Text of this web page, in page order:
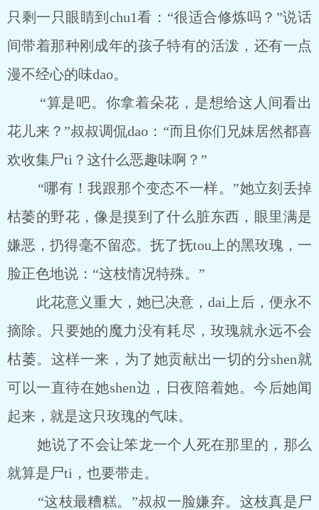
只剩一只眼睛到chu1看：“很适合修炼吗？”说话
间带着那种刚成年的孩子特有的活泼，还有一点
漫不经心的味dao。
“算是吧。你拿着朵花，是想给这人间看出
花儿来？”叔叔调侃dao：“而且你们兄妹居然都喜
欢收集尸ti？这什么恶趣味啊？”
“哪有！我跟那个变态不一样。”她立刻丢掉
枯萎的野花，像是摸到了什么脏东西，眼里满是
嫌恶，扔得毫不留恋。抚了抚tou上的黑玫瑰，一
脸正色地说：“这枝情况特殊。”
此花意义重大，她已决意，dai上后，便永不
摘除。只要她的魔力没有耗尽，玫瑰就永远不会
枯萎。这样一来，为了她贡献出一切的分shen就
可以一直待在她shen边，日夜陪着她。今后她闻
起来，就是这只玫瑰的气味。
她说了不会让笨龙一个人死在那里的，那么
就算是尸ti，也要带走。
“这枝最糟糕。”叔叔一脸嫌弃。这枝真是尸